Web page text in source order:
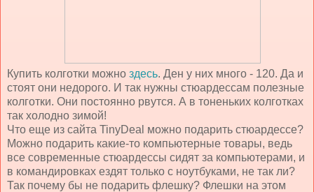
Купить колготки можно здесь. Ден у них много - 120. Да и
стоят они недорого. И так нужны стюардессам полезные
колготки. Они постоянно рвутся. А в тоненьких колготках
так холодно зимой!
Что еще из сайта TinyDeal можно подарить стюардессе?
Можно подарить какие-то компьютерные товары, ведь
все современные стюардессы сидят за компьютерами, и
в командировках ездят только с ноутбуками, не так ли?
Так почему бы не подарить флешку? Флешки на этом